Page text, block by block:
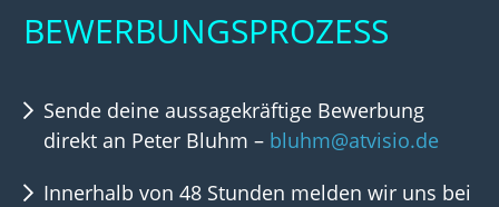
BEWERBUNGSPROZESS
Sende deine aussagekräftige Bewerbung
direkt an Peter Bluhm – bluhm@atvisio.de
Innerhalb von 48 Stunden melden wir uns bei